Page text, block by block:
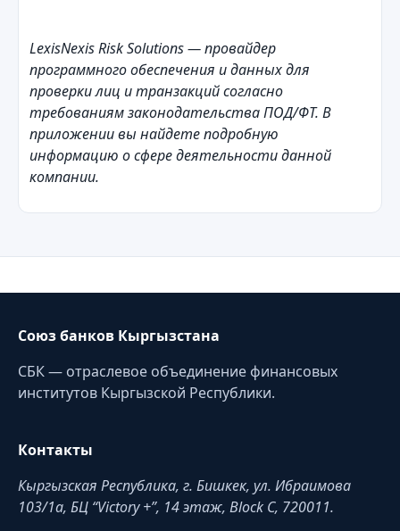
LexisNexisRiskSolutions— провайдер
программного обеспечения и данных для
проверки лиц и транзакций согласно
требованиям законодательства ПОД/ФТ. В
приложении вы найдете подробную
информацию о сфере деятельности данной
компании.
Союз банков Кыргызстана
СБК — отраслевое объединение финансовых
институтов Кыргызской Республики.
Контакты
Кыргызская Республика, г. Бишкек, ул. Ибраимова
103/1a, БЦ “Victory +”, 14 этаж, Block C, 720011.